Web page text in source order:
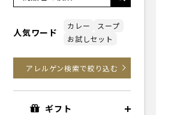
人気ワード
カレー
スープ
お試しセット
アレルゲン検索で絞り込む
ギフト